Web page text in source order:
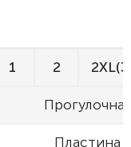
1 2
Прогулочная
Пластина